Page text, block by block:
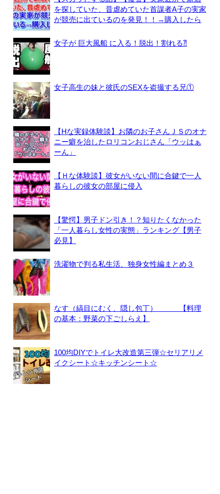
を探していた、昔虐めていた首謀者A子の実家
が競売に出ているのを発見！！→購入したら
女子が 巨大風船 に入る！脱出！割れる⁈
女子高生の妹と彼氏のSEXを盗撮する兄①
【Hな実録体験談】お隣のお子さんＪＳのオナ
ニー癖を治したロリコンおじさん「ウッはぁ
ーん」
【Ｈな体験談】彼女がいない間に合鍵で一人
暮らしの彼女の部屋に侵入
【驚愕】男子ドン引き！？知りたくなかった
「一人暮らし女性の実態」ランキング【男子
必見】
洗濯物で判る私生活、独身女性編まとめ３
なす（縞目にむく、隠し包丁） 【料理
の基本：野菜の下ごしらえ】
100均DIYでトイレ大改造第三弾☆セリアリメ
イクシート☆キッチンシート☆